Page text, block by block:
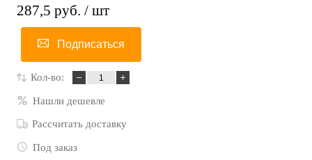
287,5 руб. / шт
Подписаться
Кол-во:
Нашли дешевле
Рассчитать доставку
Под заказ